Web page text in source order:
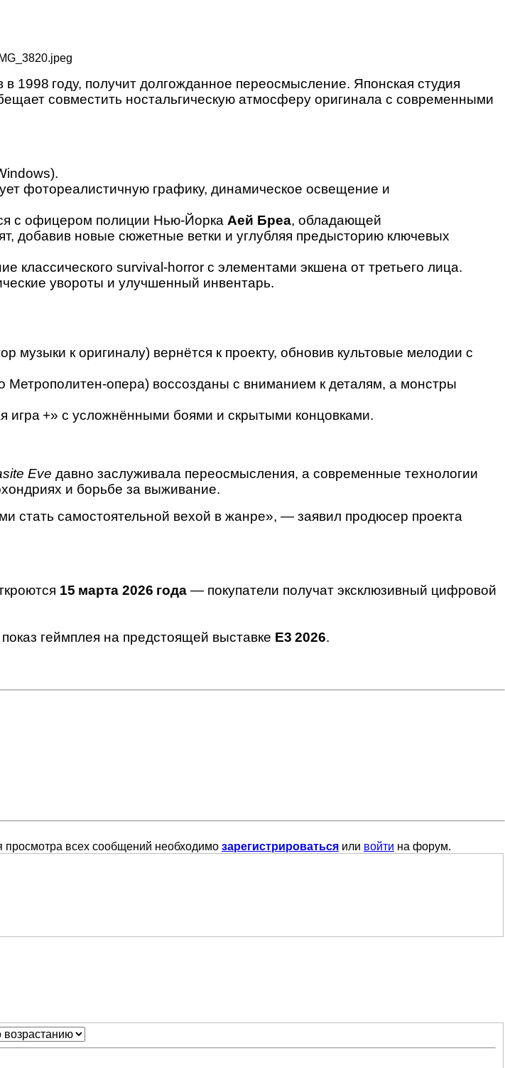
в 1998 году, получит долгожданное переосмысление. Японская студия
совместить ностальгическую атмосферу оригинала с современными
фотореалистичную графику, динамическое освещение и
с офицером полиции Нью‑Йорка Аей Бреа, обладающей
добавив новые сюжетные ветки и углубляя предысторию ключевых
survival‑horror с элементами экшена от третьего лица.
увороты и улучшенный инвентарь.
музыки к оригиналу) вернётся к проекту, обновив культовые мелодии с
Метрополитен‑опера) воссозданы с вниманием к деталям, а монстры
игра +» с усложнёнными боями и скрытыми концовками.
Eve давно заслуживала переосмысления, а современные технологии
и борьбе за выживание.
стать самостоятельной вехой в жанре», — заявил продюсер проекта
15 марта 2026 года — покупатели получат эксклюзивный цифровой
геймплея на предстоящей выставке E3 2026.
просмотра всех сообщений необходимо зарегистрироваться или войти на форум.